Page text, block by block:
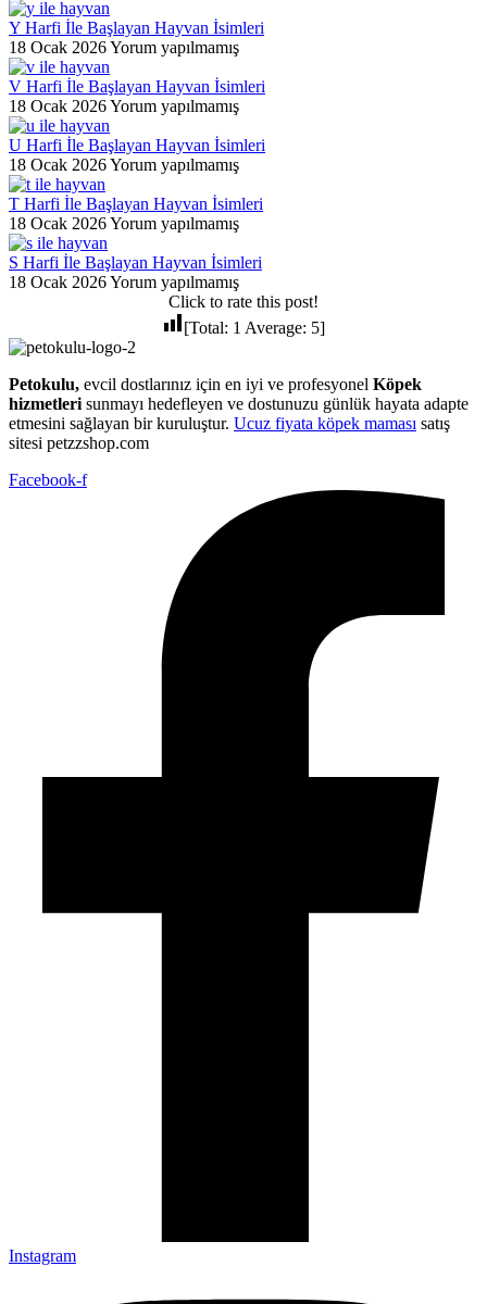
Y Harfi İle Başlayan Hayvan İsimleri
18 Ocak 2026Yorum yapılmamış
V Harfi İle Başlayan Hayvan İsimleri
18 Ocak 2026Yorum yapılmamış
U Harfi İle Başlayan Hayvan İsimleri
18 Ocak 2026Yorum yapılmamış
T Harfi İle Başlayan Hayvan İsimleri
18 Ocak 2026Yorum yapılmamış
S Harfi İle Başlayan Hayvan İsimleri
18 Ocak 2026Yorum yapılmamış
Click to rate this post!
[Total: 1 Average: 5]
Petokulu, evcil dostlarınız için en iyi ve profesyonel Köpek
hizmetleri sunmayı hedefleyen ve dostunuzu günlük hayata adapte
etmesini sağlayan bir kuruluştur. Ucuz fiyata köpek maması satış
sitesi petzzshop.com
Facebook-f
Instagram